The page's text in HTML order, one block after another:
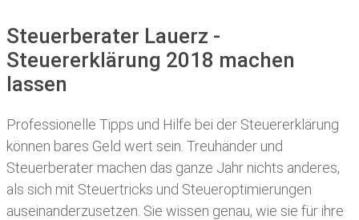
Steuerberater Lauerz -
Steuererklärung 2018 machen
lassen
Professionelle Tipps und Hilfe bei der Steuererklärung
können bares Geld wert sein. Treuhänder und
Steuerberater machen das ganze Jahr nichts anderes,
als sich mit Steuertricks und Steueroptimierungen
auseinanderzusetzen. Sie wissen genau, wie sie für ihre